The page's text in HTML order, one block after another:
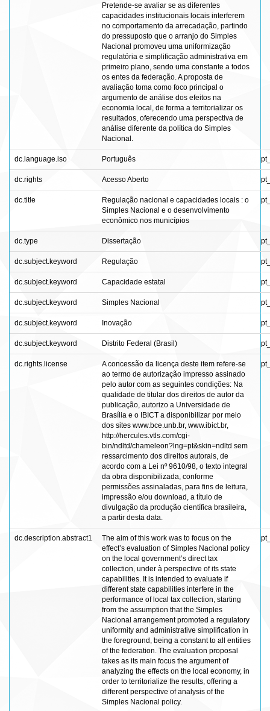
Pretende-se avaliar se as diferentes
capacidades institucionais locais interferem
no comportamento da arrecadação, partindo
do pressuposto que o arranjo do Simples
Nacional promoveu uma uniformização
regulatória e simplificação administrativa em
primeiro plano, sendo uma constante a todos
os entes da federação. A proposta de
avaliação toma como foco principal o
argumento de análise dos efeitos na
economia local, de forma a territorializar os
resultados, oferecendo uma perspectiva de
análise diferente da política do Simples
Nacional.
dc.language.iso Português
dc.rights Acesso Aberto
dc.title
Regulação nacional e capacidades locais : o
Simples Nacional e o desenvolvimento
econômico nos municípios
dc.type Dissertação
dc.subject.keyword Regulação
dc.subject.keyword Capacidade estatal
dc.subject.keyword Simples Nacional
dc.subject.keyword Inovação
dc.subject.keyword Distrito Federal (Brasil)
dc.rights.license
A concessão da licença deste item refere-se
ao termo de autorização impresso assinado
pelo autor com as seguintes condições: Na
qualidade de titular dos direitos de autor da
publicação, autorizo a Universidade de
Brasília e o IBICT a disponibilizar por meio
dos sites www.bce.unb.br, www.ibict.br,
http://hercules.vtls.com/cgi-
bin/ndltd/chameleon?lng=pt&skin=ndltd sem
ressarcimento dos direitos autorais, de
acordo com a Lei nº 9610/98, o texto integral
da obra disponibilizada, conforme
permissões assinaladas, para fins de leitura,
impressão e/ou download, a título de
divulgação da produção científica brasileira,
a partir desta data.
dc.description.abstract1
The aim of this work was to focus on the
effect’s evaluation of Simples Nacional policy
on the local government’s direct tax
collection, under à perspective of its state
capabilities. It is intended to evaluate if
different state capabilities interfere in the
performance of local tax collection, starting
from the assumption that the Simples
Nacional arrangement promoted a regulatory
uniformity and administrative simplification in
the foreground, being a constant to all entities
of the federation. The evaluation proposal
takes as its main focus the argument of
analyzing the effects on the local economy, in
order to territorialize the results, offering a
different perspective of analysis of the
Simples Nacional policy.